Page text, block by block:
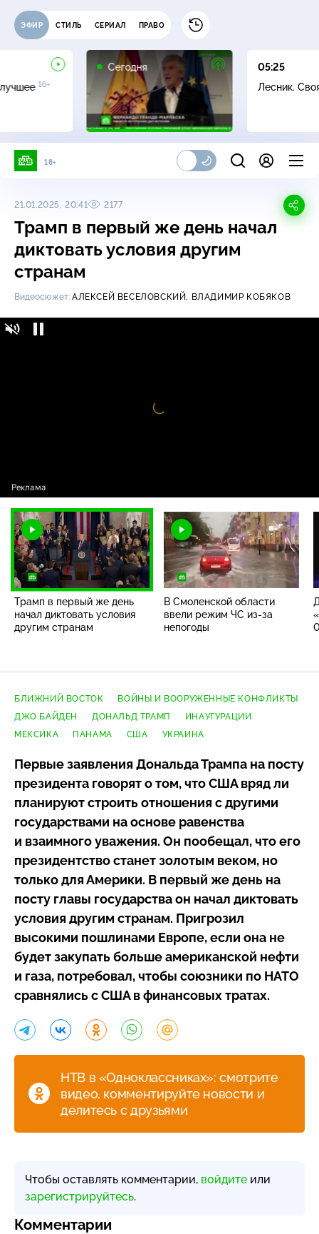
ЭФИР СТИЛЬ СЕРИАЛ ПРАВО
16+
Сегодня
05:25
Лесник.
18+
21.01.2025, 20:41 2177
Трамп в первый же день начал
диктовать условия другим
странам
Видеосюжет: АЛЕКСЕЙ ВЕСЕЛОВСКИЙ, ВЛАДИМИР КОБЯКОВ
Видео
проигрыватель
Трамп в первый же день
начал диктовать условия
другим странам
В Смоленской области
ввели режим ЧС из-за
непогоды
БЛИЖНИЙ ВОСТОК
ВОЙНЫ И ВООРУЖЕННЫЕ КОНФЛИКТЫ
ДЖО БАЙДЕН
ДОНАЛЬД ТРАМП
ИНАУГУРАЦИИ
МЕКСИКА
ПАНАМА США УКРАИНА
Первые заявления Дональда Трампа на посту
президента говорят о том, что США вряд ли
планируют строить отношения с другими
государствами на основе равенства
и взаимного уважения. Он пообещал, что его
президентство станет золотым веком, но
только для Америки. В первый же день на
посту главы государства он начал диктовать
условия другим странам. Пригрозил
высокими пошлинами Европе, если она не
будет закупать больше американской нефти
и газа, потребовал, чтобы союзники по НАТО
сравнялись с США в финансовых тратах.
НТВ в «Одноклассниках»: смотрите
видео, комментируйте новости и
делитесь с друзьями
Чтобы оставлять комментарии, войдите или
зарегистрируйтесь.
Комментарии